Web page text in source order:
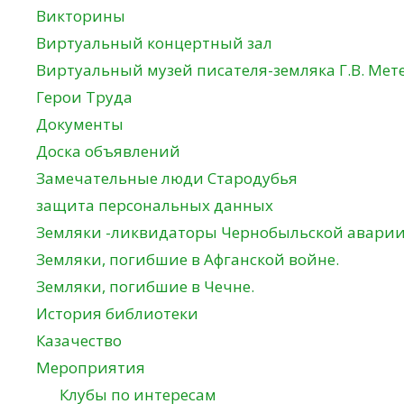
Викторины
Виртуальный концертный зал
Виртуальный музей писателя-земляка Г.В.
Герои Труда
Документы
Доска объявлений
Замечательные люди Стародубья
защита персональных данных
Земляки -ликвидаторы Чернобыльской аварии
Земляки, погибшие в Афганской войне.
Земляки, погибшие в Чечне.
История библиотеки
Казачество
Мероприятия
Клубы по интересам